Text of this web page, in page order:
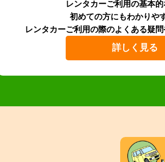
レンタカーご利用の基本
初めての方にもわかりや
レンタカーご利用の際のよくある疑問
詳しく見る